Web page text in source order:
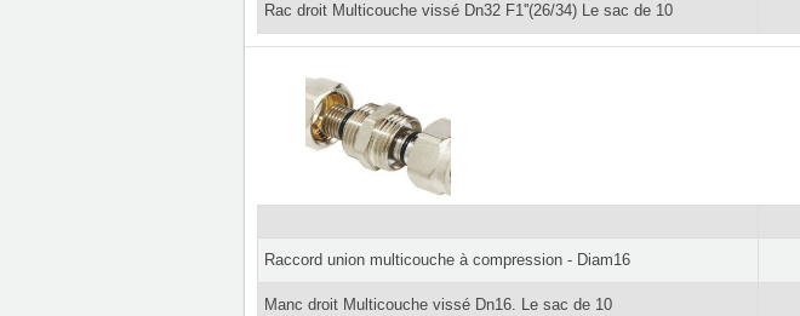
Rac droit Multicouche vissé Dn32 F1''(26/34) Le sac de 10
Raccord union multicouche à compression - Diam16
Manc droit Multicouche vissé Dn16. Le sac de 10